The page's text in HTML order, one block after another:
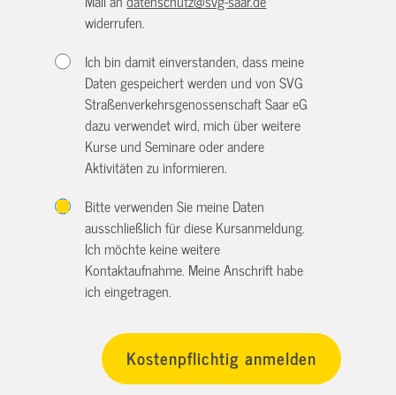
widerrufen.
Ich bin damit einverstanden, dass meine
Daten gespeichert werden und von SVG
Straßenverkehrsgenossenschaft Saar eG
dazu verwendet wird, mich über weitere
Kurse und Seminare oder andere
Aktivitäten zu informieren.
Bitte verwenden Sie meine Daten
ausschließlich für diese Kursanmeldung.
Ich möchte keine weitere
Kontaktaufnahme. Meine Anschrift habe
ich eingetragen.